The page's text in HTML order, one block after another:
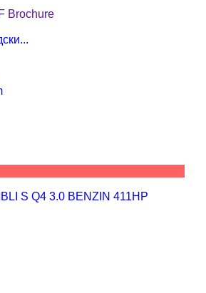
Brochure
...